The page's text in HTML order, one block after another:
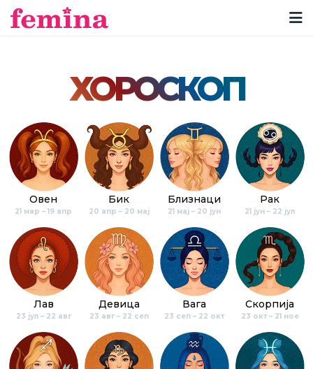
ХОРОСКОП
Овен
21 мар – 19 апр
Бик
20 апр – 20 мај
Близнаци
21 мај – 20 јун
Рак
21 јун – 22 јул
Лав
23 јул – 22 авг
Девица
23 авг – 22 сеп
Вага
23 сеп – 22 окт
Скорпија
23 окт – 21 ное